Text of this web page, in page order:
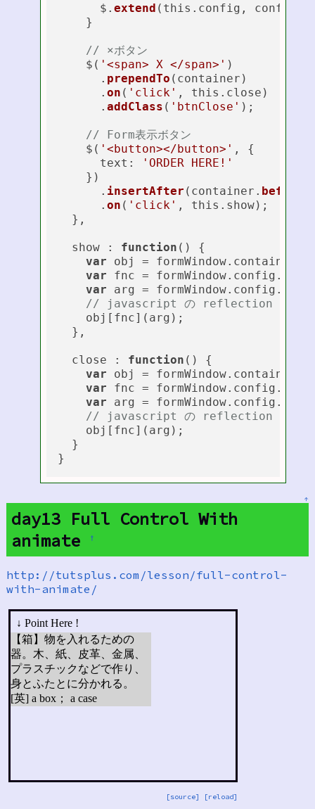
      $.
extend (this.config, config);
    }
// ×ボタン
    $(
'<span> X </span>' )
      .
prependTo (container)
      .
on ( 'click' , this.close)
      .
addClass ( 'btnClose' );
// Form表示ボタン
    $(
'<button></button>' , {
      text:
'ORDER HERE!'
    })
      .
insertAfter (container. before
      .
on ( 'click' , this.show);
  },
  show :
function ( ) {
var obj = formWindow.container;
var fnc =
var arg =
// javascript の reflection
    obj[fnc](arg);
  },
  close :
function ( ) {
var obj = formWindow.container;
var fnc =
var arg =
// javascript の reflection
    obj[fnc](arg);
  }
↑
day13 Full Control With
animate
†
http://tutsplus.com/lesson/full-control-
with-animate/
[source] [reload]